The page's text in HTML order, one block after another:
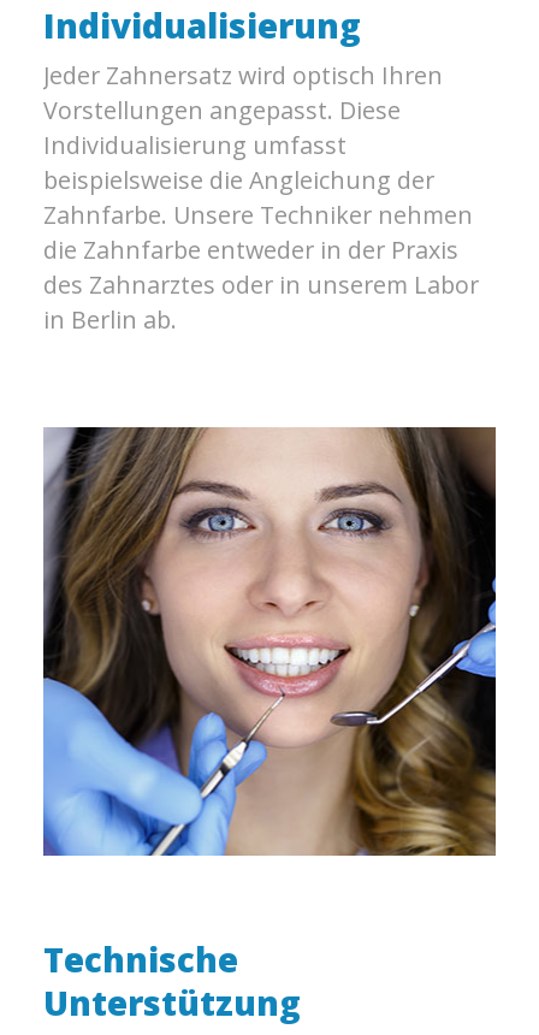
Individualisierung
Jeder Zahnersatz wird optisch Ihren
Vorstellungen angepasst. Diese
Individualisierung umfasst
beispielsweise die Angleichung der
Zahnfarbe. Unsere Techniker nehmen
die Zahnfarbe entweder in der Praxis
des Zahnarztes oder in unserem Labor
in Berlin ab.
Technische
Unterstützung